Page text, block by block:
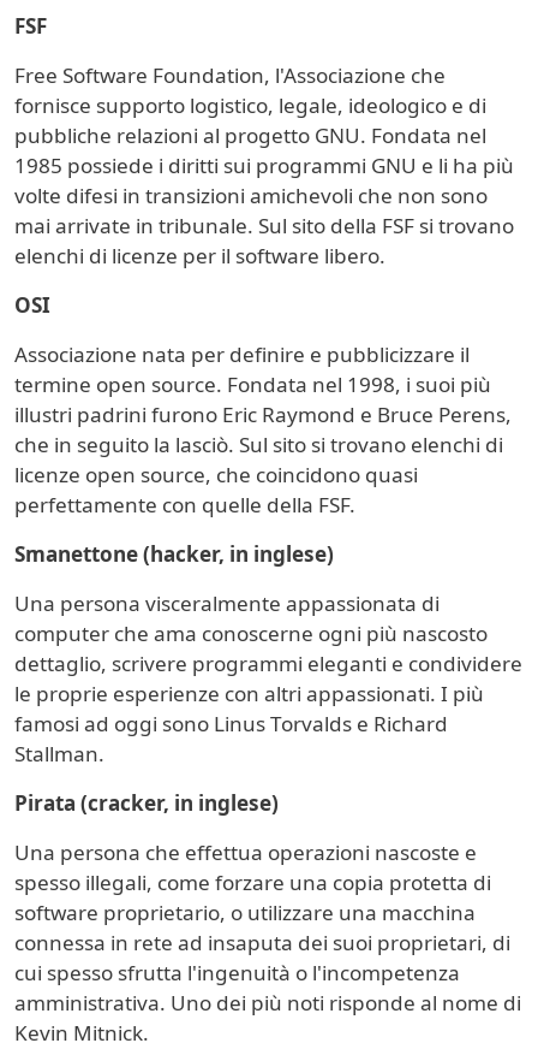
FSF
Free Software Foundation, l'Associazione che
fornisce supporto logistico, legale, ideologico e di
pubbliche relazioni al progetto GNU. Fondata nel
1985 possiede i diritti sui programmi GNU e li ha più
volte difesi in transizioni amichevoli che non sono
mai arrivate in tribunale. Sul sito della FSF si trovano
elenchi di licenze per il software libero.
OSI
Associazione nata per definire e pubblicizzare il
termine open source. Fondata nel 1998, i suoi più
illustri padrini furono Eric Raymond e Bruce Perens,
che in seguito la lasciò. Sul sito si trovano elenchi di
licenze open source, che coincidono quasi
perfettamente con quelle della FSF.
Smanettone (hacker, in inglese)
Una persona visceralmente appassionata di
computer che ama conoscerne ogni più nascosto
dettaglio, scrivere programmi eleganti e condividere
le proprie esperienze con altri appassionati. I più
famosi ad oggi sono Linus Torvalds e Richard
Stallman.
Pirata (cracker, in inglese)
Una persona che effettua operazioni nascoste e
spesso illegali, come forzare una copia protetta di
software proprietario, o utilizzare una macchina
connessa in rete ad insaputa dei suoi proprietari, di
cui spesso sfrutta l'ingenuità o l'incompetenza
amministrativa. Uno dei più noti risponde al nome di
Kevin Mitnick.